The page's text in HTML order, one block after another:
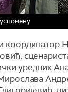
координатор
уредник